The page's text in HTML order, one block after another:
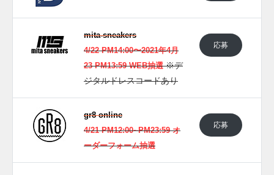
mita-sneakers
4/22 PM14:00〜2021年4月
23 PM13:59 WEB抽選※デ
ジタルドレスコードあり
応募
gr8 online
4/21 PM12:00~PM23:59 オ
ーダーフォーム抽選
応募